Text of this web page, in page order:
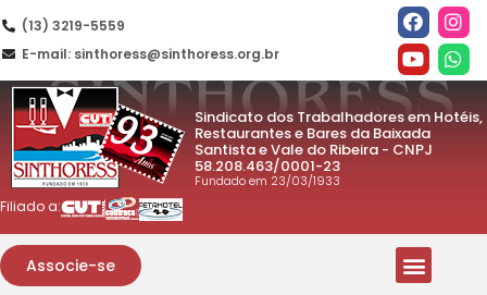
(13) 3219-5559
E-mail: sinthoress@sinthoress.org.br
Sindicato dos Trabalhadores em Hotéis,
Restaurantes e Bares da Baixada
Santista e Vale do Ribeira - CNPJ
58.208.463/0001-23
Fundado em 23/03/1933
Filiado a:
Associe-se